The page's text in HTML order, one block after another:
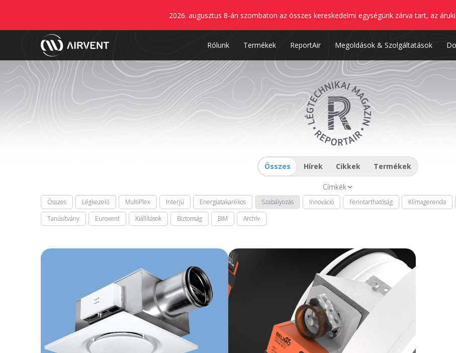
2026. augusztus 8-án szombaton az összes kereskedelmi egységünk zárva tart, az
Rólunk Termékek ReportAir Megoldások & Szolgáltatások
Összes Hírek Cikkek Termékek
Címkék
Összes Légkezelő MultiPlex Interjú Energiatakarékos Szabályozás Innováció Fenntarthatóság Klímagerenda
Tanúsítvány
Eurovent Kiállítások Biztonság BIM Archív